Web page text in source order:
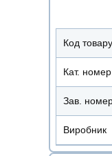
Код
Кат.
Зав.
Виробник